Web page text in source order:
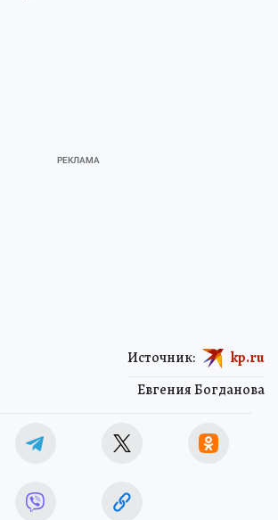
Евгения Богданова
Источник: kp.ru